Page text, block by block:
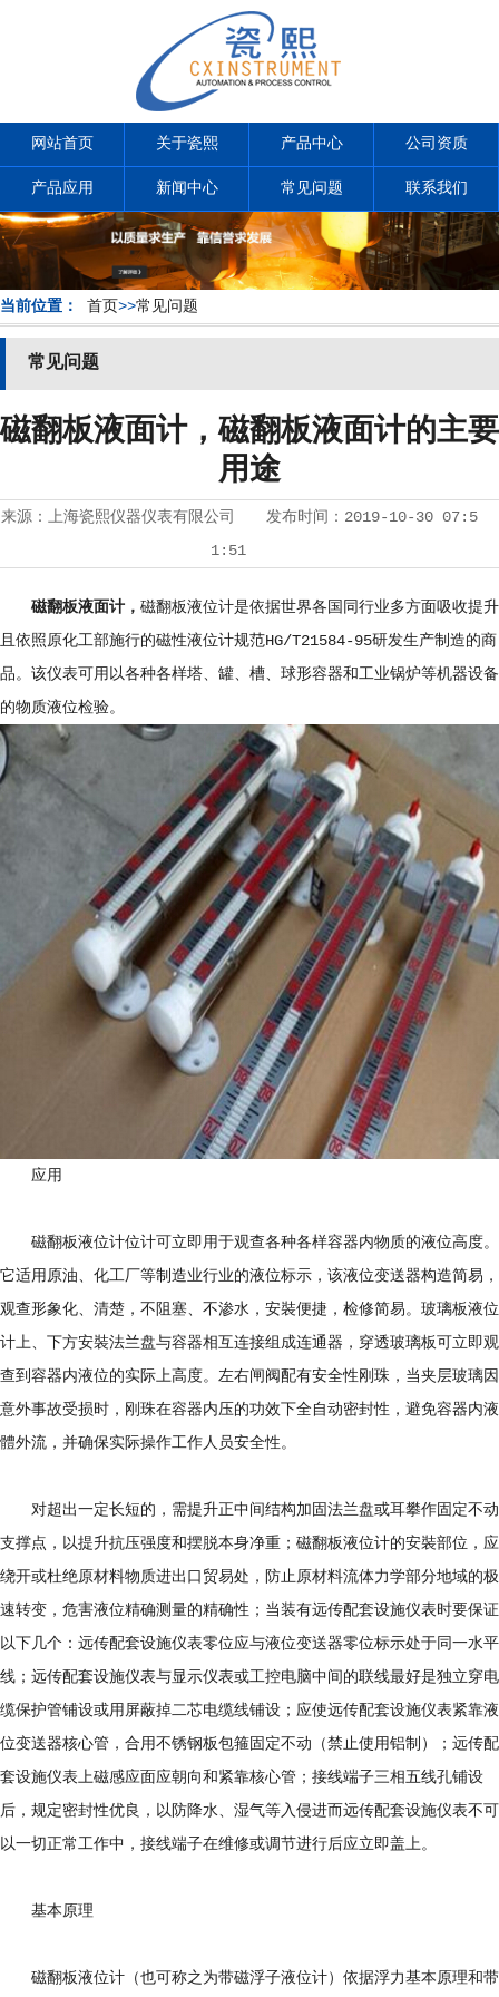
网站首页 关于瓷熙 产品中心 公司资质
产品应用 新闻中心 常见问题 联系我们
当前位置： 首页>>常见问题
常见问题
磁翻板液面计，磁翻板液面计的主要
用途
来源： 上海瓷熙仪器仪表有限公司 发布时间： 2019-10-30 07:5
1:51
磁翻板液面计， 磁翻板液位计是依据世界各国同行业多方面吸收提升
且依照原化工部施行的磁性液位计规范HG/T21584-95研发生产制造的商
品。该仪表可用以各种各样塔、罐、槽、球形容器和工业锅炉等机器设备
的物质液位检验。
应用
磁翻板液位计位计可立即用于观查各种各样容器内物质的液位高度。
它适用原油、化工厂等制造业行业的液位标示，该液位变送器构造简易，
观查形象化、清楚，不阻塞、不渗水，安裝便捷，检修简易。玻璃板液位
计上、下方安裝法兰盘与容器相互连接组成连通器，穿透玻璃板可立即观
查到容器内液位的实际上高度。左右闸阀配有安全性刚珠，当夹层玻璃因
意外事故受损时，刚珠在容器内压的功效下全自动密封性，避免容器内液
體外流，并确保实际操作工作人员安全性。
对超出一定长短的，需提升正中间结构加固法兰盘或耳攀作固定不动
支撑点，以提升抗压强度和摆脱本身净重；磁翻板液位计的安裝部位，应
绕开或杜绝原材料物质进出口贸易处，防止原材料流体力学部分地域的极
速转变，危害液位精确测量的精确性；当装有远传配套设施仪表时要保证
以下几个：远传配套设施仪表零位应与液位变送器零位标示处于同一水平
线；远传配套设施仪表与显示仪表或工控电脑中间的联线最好是独立穿电
缆保护管铺设或用屏蔽掉二芯电缆线铺设；应使远传配套设施仪表紧靠液
位变送器核心管，合用不锈钢板包箍固定不动（禁止使用铝制）；远传配
套设施仪表上磁感应面应朝向和紧靠核心管；接线端子三相五线孔铺设
后，规定密封性优良，以防降水、湿气等入侵进而远传配套设施仪表不可
以一切正常工作中，接线端子在维修或调节进行后应立即盖上。
基本原理
磁翻板液位计（也可称之为带磁浮子液位计）依据浮力基本原理和带